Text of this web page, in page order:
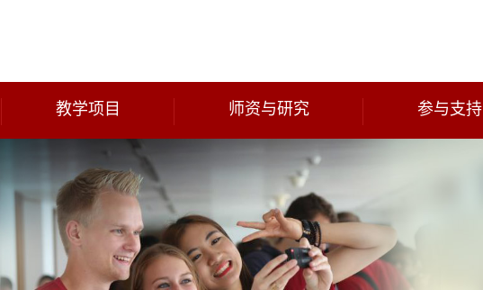
教学项目 师资与研究 参与支持